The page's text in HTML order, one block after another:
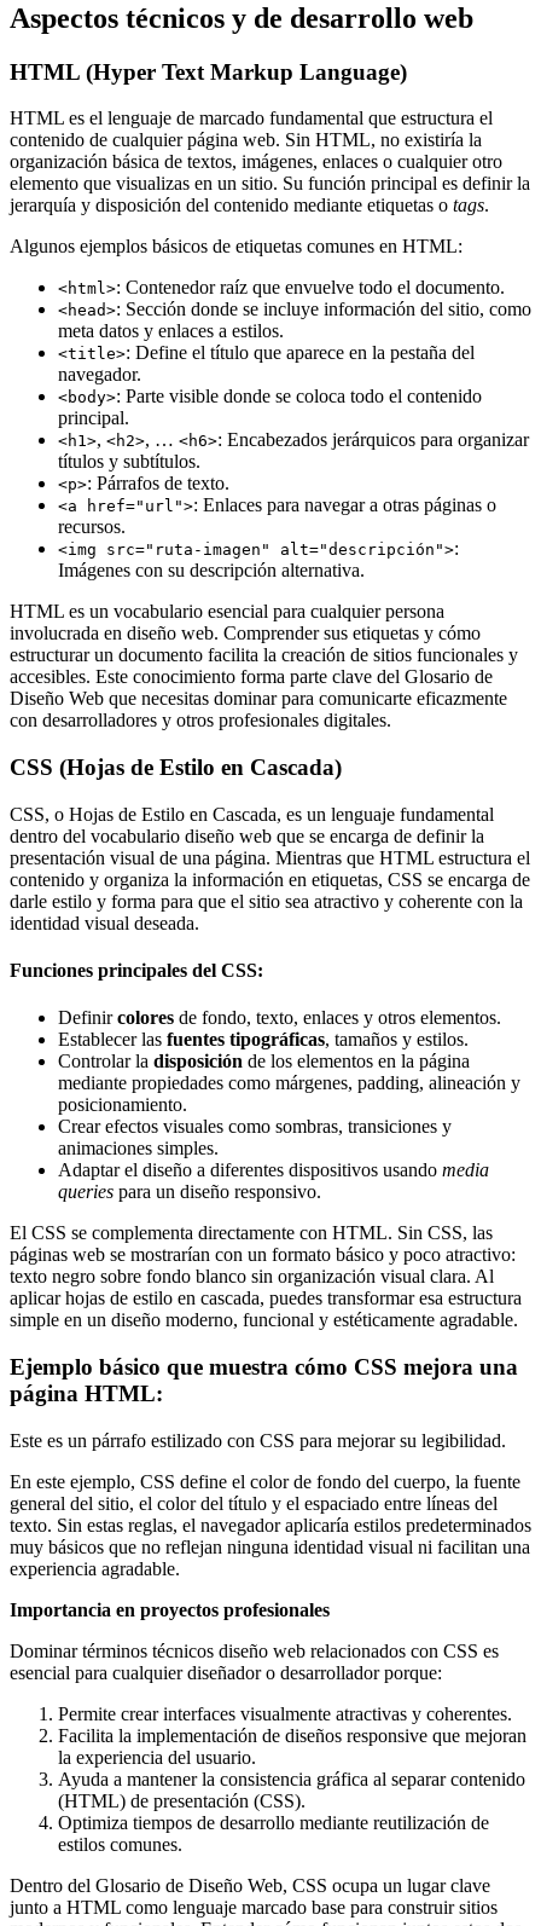
Aspectos técnicos y de desarrollo web
HTML (Hyper Text Markup Language)
HTML es el lenguaje de marcado fundamental que estructura el
contenido de cualquier página web. Sin HTML, no existiría la
organización básica de textos, imágenes, enlaces o cualquier otro
elemento que visualizas en un sitio. Su función principal es definir la
jerarquía y disposición del contenido mediante etiquetas o tags.
Algunos ejemplos básicos de etiquetas comunes en HTML:
<html>: Contenedor raíz que envuelve todo el documento.
<head>: Sección donde se incluye información del sitio, como
meta datos y enlaces a estilos.
<title>: Define el título que aparece en la pestaña del
navegador.
<body>: Parte visible donde se coloca todo el contenido
principal.
<h1>, <h2>, … <h6>: Encabezados jerárquicos para organizar
títulos y subtítulos.
<p>: Párrafos de texto.
<a href="url">: Enlaces para navegar a otras páginas o
recursos.
<img src="ruta-imagen" alt="descripción">:
Imágenes con su descripción alternativa.
HTML es un vocabulario esencial para cualquier persona
involucrada en diseño web. Comprender sus etiquetas y cómo
estructurar un documento facilita la creación de sitios funcionales y
accesibles. Este conocimiento forma parte clave del Glosario de
Diseño Web que necesitas dominar para comunicarte eficazmente
con desarrolladores y otros profesionales digitales.
CSS (Hojas de Estilo en Cascada)
CSS, o Hojas de Estilo en Cascada, es un lenguaje fundamental
dentro del vocabulario diseño web que se encarga de definir la
presentación visual de una página. Mientras que HTML estructura el
contenido y organiza la información en etiquetas, CSS se encarga de
darle estilo y forma para que el sitio sea atractivo y coherente con la
identidad visual deseada.
Funciones principales del CSS:
Definircolores de fondo, texto, enlaces y otros elementos.
Establecer las fuentes tipográficas, tamaños y estilos.
Controlar la disposición de los elementos en la página
mediante propiedades como márgenes, padding, alineación y
posicionamiento.
Crear efectos visuales como sombras, transiciones y
animaciones simples.
Adaptar el diseño a diferentes dispositivos usando media
queries para un diseño responsivo.
El CSS se complementa directamente con HTML. Sin CSS, las
páginas web se mostrarían con un formato básico y poco atractivo:
texto negro sobre fondo blanco sin organización visual clara. Al
aplicar hojas de estilo en cascada, puedes transformar esa estructura
simple en un diseño moderno, funcional y estéticamente agradable.
Ejemplo básico que muestra cómo CSS mejora una
página HTML:
Este es un párrafo estilizado con CSS para mejorar su legibilidad.
En este ejemplo, CSS define el color de fondo del cuerpo, la fuente
general del sitio, el color del título y el espaciado entre líneas del
texto. Sin estas reglas, el navegador aplicaría estilos predeterminados
muy básicos que no reflejan ninguna identidad visual ni facilitan una
experiencia agradable.
Importancia en proyectos profesionales
Dominar términos técnicos diseño web relacionados con CSS es
esencial para cualquier diseñador o desarrollador porque:
Permite crear interfaces visualmente atractivas y coherentes.
Facilita la implementación de diseños responsive que mejoran
la experiencia del usuario.
Ayuda a mantener la consistencia gráfica al separar contenido
(HTML) de presentación (CSS).
Optimiza tiempos de desarrollo mediante reutilización de
estilos comunes.
Dentro del Glosario de Diseño Web, CSS ocupa un lugar clave
junto a HTML como lenguaje marcado base para construir sitios